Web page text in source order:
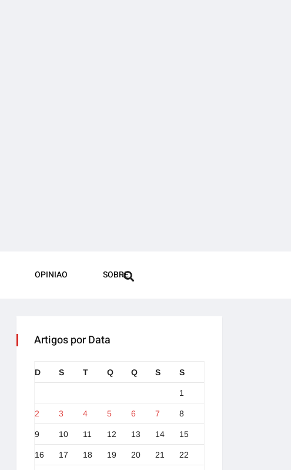
OPINIAO SOBRE
Artigos por Data
D S T Q Q S S
1
2 3 4 5 6 7 8
9 10 11 12 13 14 15
16 17 18 19 20 21 22